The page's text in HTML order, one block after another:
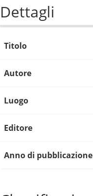
Dettagli
Titolo
Autore
Luogo
Editore
Anno di pubblicazione